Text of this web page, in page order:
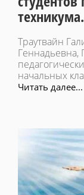
техникума.
Траутвайн
начальных
Читать далее...